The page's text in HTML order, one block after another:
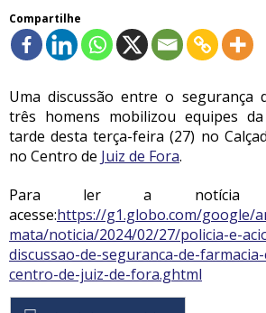
Compartilhe
Uma discussão entre o segurança
três homens mobilizou equipes
tarde desta terça-feira (27) no
no Centro de Juiz de Fora.
Para ler a notícia
acesse:https://g1.globo.com/google/
mata/noticia/2024/02/27/policia-e-
discussao-de-seguranca-de-
centro-de-juiz-de-fora.ghtml